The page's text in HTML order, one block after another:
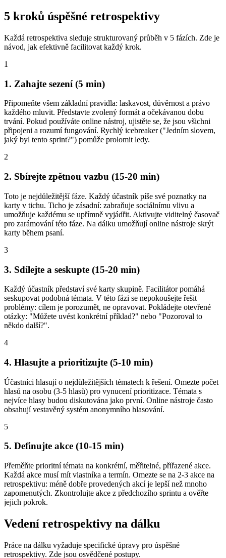
5 kroků úspěšné retrospektivy
Každá retrospektiva sleduje strukturovaný průběh v 5 fázích. Zde je
návod, jak efektivně facilitovat každý krok.
1
1. Zahajte sezení (5 min)
Připomeňte všem základní pravidla: laskavost, důvěrnost a právo
každého mluvit. Představte zvolený formát a očekávanou dobu
trvání. Pokud používáte online nástroj, ujistěte se, že jsou všichni
připojeni a rozumí fungování. Rychlý icebreaker ("Jedním slovem,
jaký byl tento sprint?") pomůže prolomit ledy.
2
2. Sbírejte zpětnou vazbu (15-20 min)
Toto je nejdůležitější fáze. Každý účastník píše své poznatky na
karty v tichu. Ticho je zásadní: zabraňuje sociálnímu vlivu a
umožňuje každému se upřímně vyjádřit. Aktivujte viditelný časovač
pro zarámování této fáze. Na dálku umožňují online nástroje skrýt
karty během psaní.
3
3. Sdílejte a seskupte (15-20 min)
Každý účastník představí své karty skupině. Facilitátor pomáhá
seskupovat podobná témata. V této fázi se nepokoušejte řešit
problémy: cílem je porozumět, ne opravovat. Pokládejte otevřené
otázky: "Můžete uvést konkrétní příklad?" nebo "Pozoroval to
někdo další?".
4
4. Hlasujte a prioritizujte (5-10 min)
Účastníci hlasují o nejdůležitějších tématech k řešení. Omezte počet
hlasů na osobu (3-5 hlasů) pro vynucení prioritizace. Témata s
nejvíce hlasy budou diskutována jako první. Online nástroje často
obsahují vestavěný systém anonymního hlasování.
5
5. Definujte akce (10-15 min)
Přeměňte prioritní témata na konkrétní, měřitelné, přiřazené akce.
Každá akce musí mít vlastníka a termín. Omezte se na 2-3 akce na
retrospektivu: méně dobře provedených akcí je lepší než mnoho
zapomenutých. Zkontrolujte akce z předchozího sprintu a ověřte
jejich pokrok.
Vedení retrospektivy na dálku
Práce na dálku vyžaduje specifické úpravy pro úspěšné
retrospektivy. Zde jsou osvědčené postupy.